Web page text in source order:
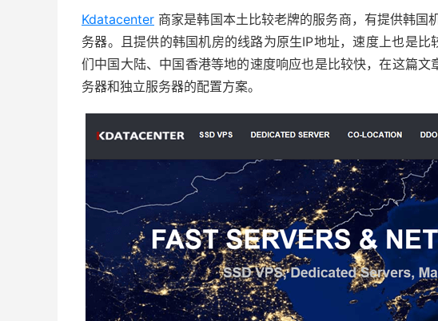
Kdatacenter 商家是韩国本土比较老牌的服务商，有提供韩国
务器。且提供的韩国机房的线路为原生IP地址，速度上也是比
们中国大陆、中国香港等地的速度响应也是比较快，在这篇文
务器和独立服务器的配置方案。